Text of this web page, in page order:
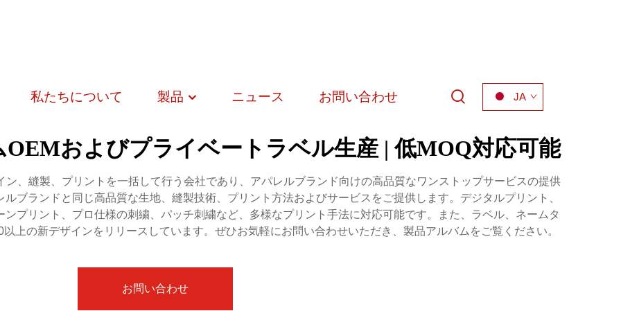
私たちについて 製品 ニュース お問い合わせ JA
およびプライベートラベル生産 | 低MOQ対応可能
、縫製、プリントを一括して行う会社であり、アパレルブランド向けの高品質なワンストップサービスの提供
ブランドと同じ高品質な生地、縫製技術、プリント方法およびサービスをご提供します。デジタルプリント、
プリント、プロ仕様の刺繍、パッチ刺繍など、多様なプリント手法に対応可能です。また、ラベル、ネームタ
上の新デザインをリリースしています。ぜひお気軽にお問い合わせいただき、製品アルバムをご覧ください。
お問い合わせ